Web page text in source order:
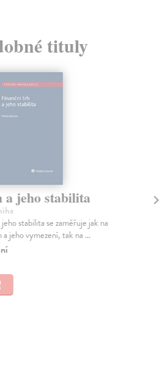
tituly
jeho stabilita
stabilita se zaměřuje jak na
jeho vymezení, tak na ...